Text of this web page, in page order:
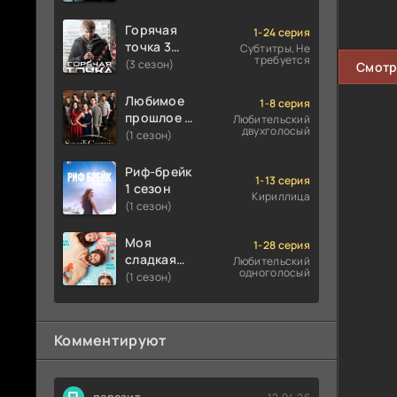
Горячая
точка 3
сезон
(3 сезон)
1-24 серия
Субтитры, Не
требуется
Любимое
прошлое 1
сезон
(1 сезон)
1-8 серия
Любительский
двухголосый
Риф-брейк
1 сезон
(1 сезон)
1-13 серия
Кириллица
Моя
сладкая
ложь 1
(1 сезон)
1-28 серия
Любительский
одноголосый
Комментируют